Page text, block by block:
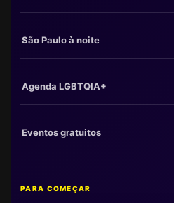
São Paulo à noite
Agenda LGBTQIA+
Eventos gratuitos
PARA COMEÇAR